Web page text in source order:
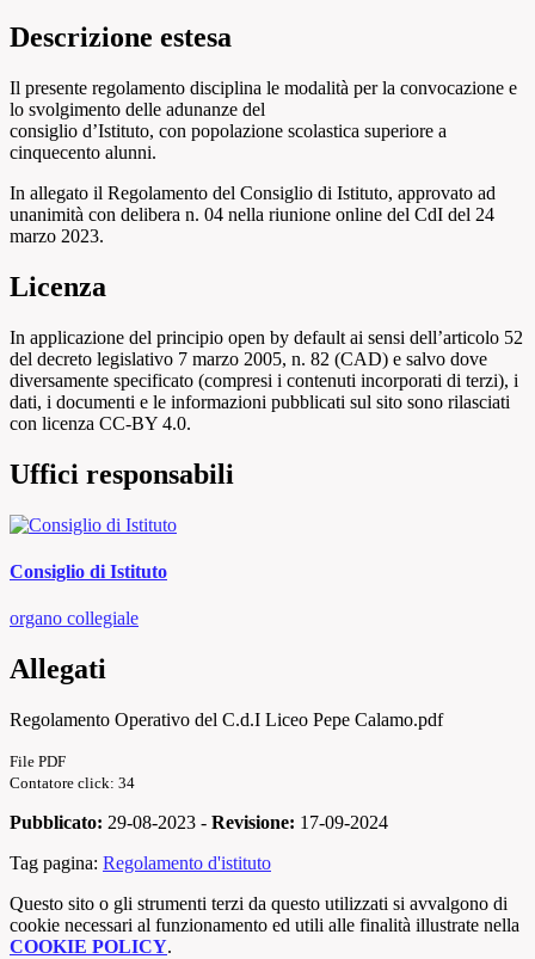
Descrizione estesa
Il presente regolamento disciplina le modalità per la convocazione e
lo svolgimento delle adunanze del
consiglio d’Istituto, con popolazione scolastica superiore a
cinquecento alunni.
In allegato il Regolamento del Consiglio di Istituto, approvato ad
unanimità con delibera n. 04 nella riunione online del CdI del 24
marzo 2023.
Licenza
In applicazione del principio open by default ai sensi dell’articolo 52
del decreto legislativo 7 marzo 2005, n. 82 (CAD) e salvo dove
diversamente specificato (compresi i contenuti incorporati di terzi), i
dati, i documenti e le informazioni pubblicati sul sito sono rilasciati
con licenza CC-BY 4.0.
Uffici responsabili
Consiglio di Istituto
organo collegiale
Allegati
Regolamento Operativo del C.d.I Liceo Pepe Calamo.pdf
File PDF
Contatore click: 34
Pubblicato: 29-08-2023 - Revisione: 17-09-2024
Tag pagina: Regolamento d'istituto
Questo sito o gli strumenti terzi da questo utilizzati si avvalgono di
cookie necessari al funzionamento ed utili alle finalità illustrate nella
COOKIE POLICY.